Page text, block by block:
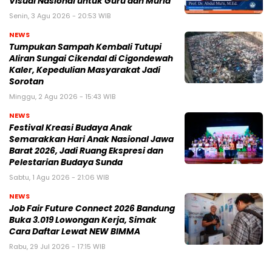
Senin, 3 Agu 2026 - 20:53 WIB
NEWS
Tumpukan Sampah Kembali Tutupi
Aliran Sungai Cikendal di Cigondewah
Kaler, Kepedulian Masyarakat Jadi
Sorotan
Minggu, 2 Agu 2026 - 15:43 WIB
NEWS
Festival Kreasi Budaya Anak
Semarakkan Hari Anak Nasional Jawa
Barat 2026, Jadi Ruang Ekspresi dan
Pelestarian Budaya Sunda
Sabtu, 1 Agu 2026 - 21:06 WIB
NEWS
Job Fair Future Connect 2026 Bandung
Buka 3.019 Lowongan Kerja, Simak
Cara Daftar Lewat NEW BIMMA
Rabu, 29 Jul 2026 - 17:15 WIB